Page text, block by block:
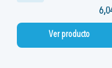
Ver producto